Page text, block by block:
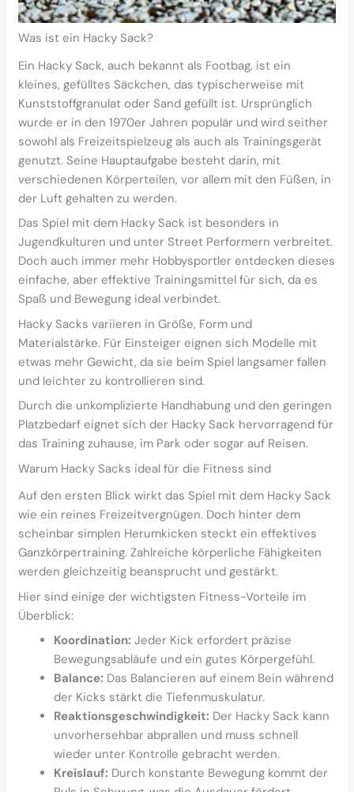
Was ist ein Hacky Sack?
Ein Hacky Sack, auch bekannt als Footbag, ist ein
kleines, gefülltes Säckchen, das typischerweise mit
Kunststoffgranulat oder Sand gefüllt ist. Ursprünglich
wurde er in den 1970er Jahren populär und wird seither
sowohl als Freizeitspielzeug als auch als Trainingsgerät
genutzt. Seine Hauptaufgabe besteht darin, mit
verschiedenen Körperteilen, vor allem mit den Füßen, in
der Luft gehalten zu werden.
Das Spiel mit dem Hacky Sack ist besonders in
Jugendkulturen und unter Street Performern verbreitet.
Doch auch immer mehr Hobbysportler entdecken dieses
einfache, aber effektive Trainingsmittel für sich, da es
Spaß und Bewegung ideal verbindet.
Hacky Sacks variieren in Größe, Form und
Materialstärke. Für Einsteiger eignen sich Modelle mit
etwas mehr Gewicht, da sie beim Spiel langsamer fallen
und leichter zu kontrollieren sind.
Durch die unkomplizierte Handhabung und den geringen
Platzbedarf eignet sich der Hacky Sack hervorragend für
das Training zuhause, im Park oder sogar auf Reisen.
Warum Hacky Sacks ideal für die Fitness sind
Auf den ersten Blick wirkt das Spiel mit dem Hacky Sack
wie ein reines Freizeitvergnügen. Doch hinter dem
scheinbar simplen Herumkicken steckt ein effektives
Ganzkörpertraining. Zahlreiche körperliche Fähigkeiten
werden gleichzeitig beansprucht und gestärkt.
Hier sind einige der wichtigsten Fitness-Vorteile im
Überblick:
Koordination: Jeder Kick erfordert präzise
Bewegungsabläufe und ein gutes Körpergefühl.
Balance: Das Balancieren auf einem Bein während
der Kicks stärkt die Tiefenmuskulatur.
Reaktionsgeschwindigkeit: Der Hacky Sack kann
unvorhersehbar abprallen und muss schnell
wieder unter Kontrolle gebracht werden.
Kreislauf: Durch konstante Bewegung kommt der